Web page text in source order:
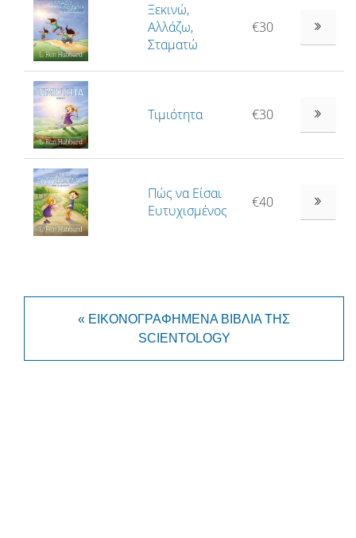
Ξεκινώ,
Αλλάζω,
Σταματώ
€30
Τιμιότητα €30
Πώς να Είσαι
Ευτυχισμένος
€40
« ΕΙΚΟΝΟΓΡΑΦΗΜΕΝΑ ΒΙΒΛΙΑ ΤΗΣ
SCIENTOLOGY